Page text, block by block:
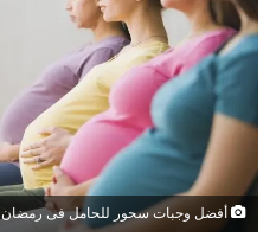
أفضل وجبات سحور للحامل فى رمضان 2025